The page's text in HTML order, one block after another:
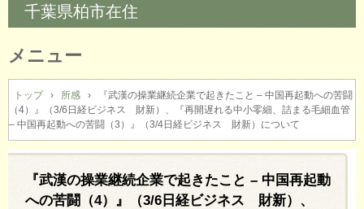
千葉県柏市在住
メニュー
コ
ン
テ
ン
トップ › 所感 ›
『武漢の操業継続企業で起きたこと – 中国再起動への苦闘
（4）』（3/6日経ビジネス 財新）、『再開遅れる中小零細、詰まる毛細血管
– 中国再起動への苦闘（3）』（3/4日経ビジネス 財新）について
『武漢の操業継続企業で起きたこと – 中国再起動
への苦闘（4）』（3/6日経ビジネス 財新）、